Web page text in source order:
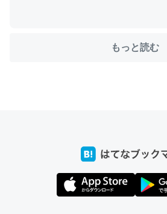
とかSpotifyを支払う孝行もできる。
それを実質100倍以上に伸ばす効果
たいなのでネット環境作ったけど
回線代ほとんどかからないですよ。
https://toyoshi.hatenablog.com/
もっと読む